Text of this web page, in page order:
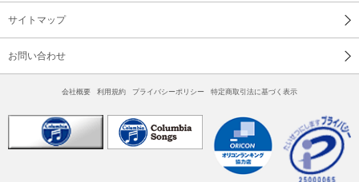
サイトマップ
お問い合わせ
会社概要 利用規約 プライバシーポリシー 特定商取引法に基づく表示